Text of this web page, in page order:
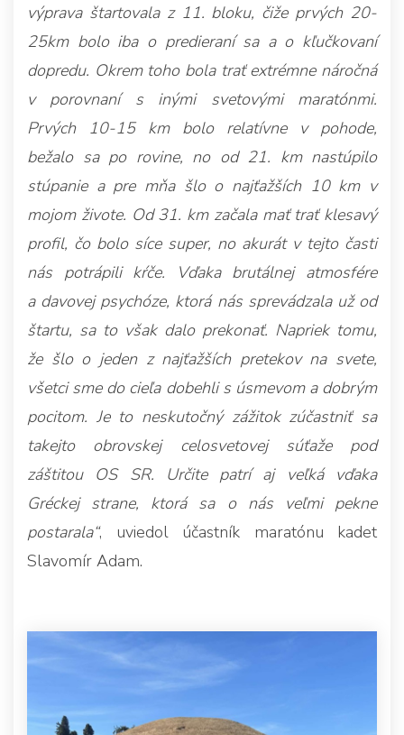
výprava štartovala z 11. bloku, čiže prvých 20-
25km bolo iba o predieraní sa a o kľučkovaní
dopredu. Okrem toho bola trať extrémne náročná
v porovnaní s inými svetovými maratónmi.
Prvých 10-15 km bolo relatívne v pohode,
bežalo sa po rovine, no od 21. km nastúpilo
stúpanie a pre mňa šlo o najťažších 10 km v
mojom živote. Od 31. km začala mať trať klesavý
profil, čo bolo síce super, no akurát v tejto časti
nás potrápili kŕče. Vďaka brutálnej atmosfére
a davovej psychóze, ktorá nás sprevádzala už od
štartu, sa to však dalo prekonať. Napriek tomu,
že šlo o jeden z najťažších pretekov na svete,
všetci sme do cieľa dobehli s úsmevom a dobrým
pocitom. Je to neskutočný zážitok zúčastniť sa
takejto obrovskej celosvetovej súťaže pod
záštitou OS SR. Určite patrí aj veľká vďaka
Gréckej strane, ktorá sa o nás veľmi pekne
postarala“, uviedol účastník maratónu kadet
Slavomír Adam.